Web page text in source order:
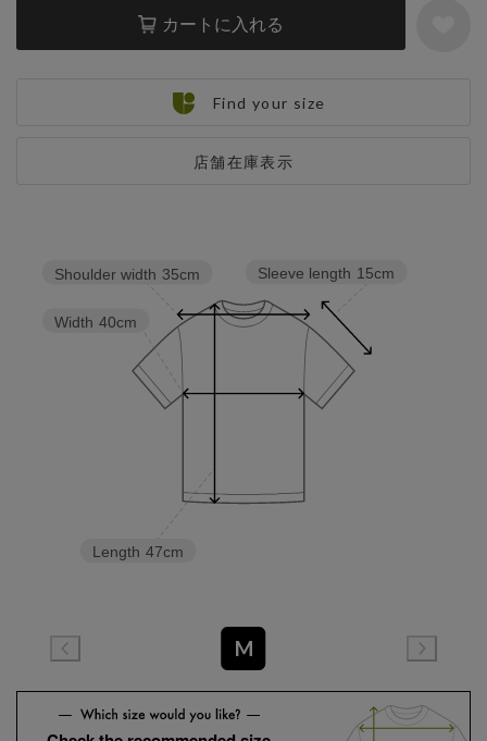
カートに入れる
店舗在庫表示
Find your size
Sleeve length 15cm
Length 47cm
Width 40cm
Shoulder width 35cm
M